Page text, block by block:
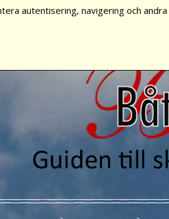
autentisering, navigering och